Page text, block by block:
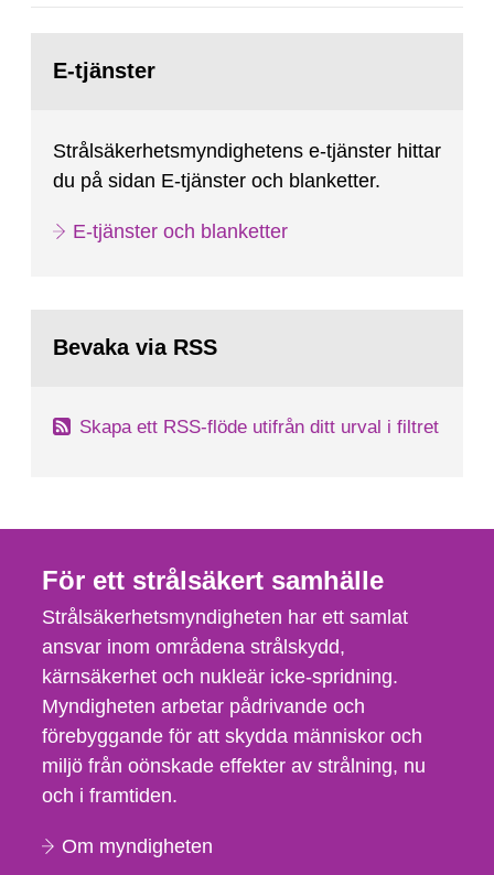
sida:E-tjänster
Strålsäkerhetsmyndighetens e-tjänster hittar
du på sidan E-tjänster och blanketter.
E-tjänster och blanketter
Bevaka via RSS
Skapa ett RSS-flöde utifrån ditt urval i filtret
För ett strålsäkert samhälle
Strålsäkerhetsmyndigheten har ett samlat
ansvar inom områdena strålskydd,
kärnsäkerhet och nukleär icke-spridning.
Myndigheten arbetar pådrivande och
förebyggande för att skydda människor och
miljö från oönskade effekter av strålning, nu
och i framtiden.
Om myndigheten